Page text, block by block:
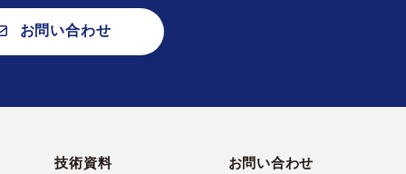
お問い合わせ
技術資料 お問い合わせ